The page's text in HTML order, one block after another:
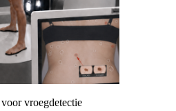
vroegdetectie